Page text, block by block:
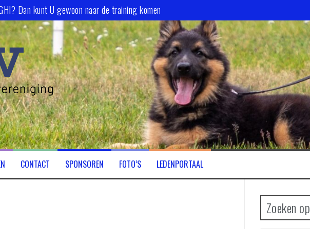
Dan kunt U gewoon naar de training komen
CONTACT SPONSOREN FOTO’S LEDENPORTAAL
Zoeken